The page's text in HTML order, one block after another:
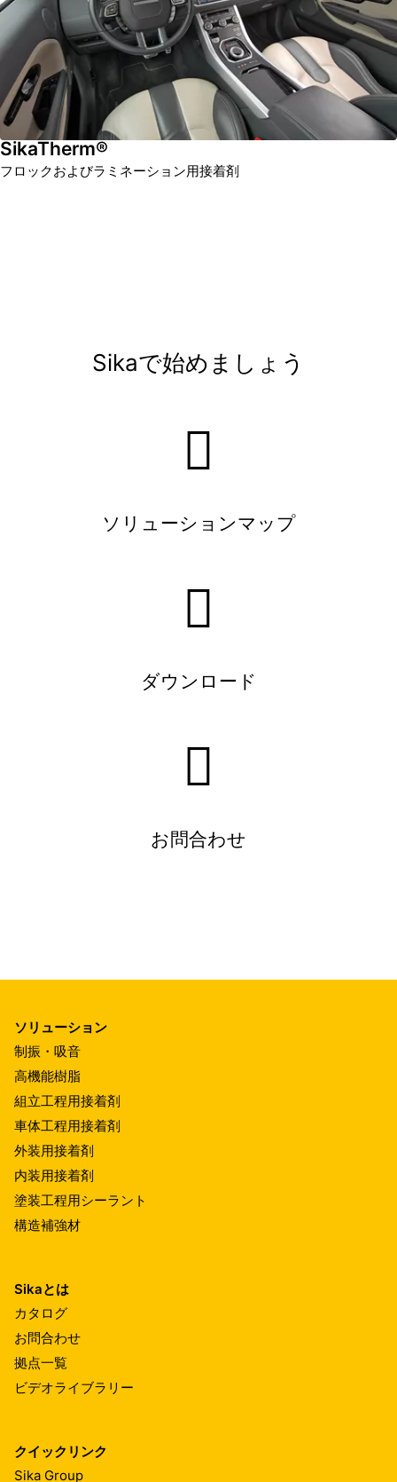
SikaTherm®
フロックおよびラミネーション用接着剤
Sikaで始めましょう
ソリューションマップ
ダウンロード
お問合わせ
ソリューション
制振・吸音
高機能樹脂
組立工程用接着剤
車体工程用接着剤
外装用接着剤
内装用接着剤
塗装工程用シーラント
構造補強材
Sikaとは
カタログ
お問合わせ
拠点一覧
ビデオライブラリー
クイックリンク
Sika Group